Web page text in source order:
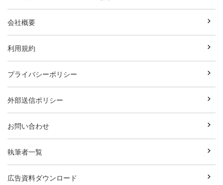
会社概要
利用規約
プライバシーポリシー
外部送信ポリシー
お問い合わせ
執筆者一覧
広告資料ダウンロード